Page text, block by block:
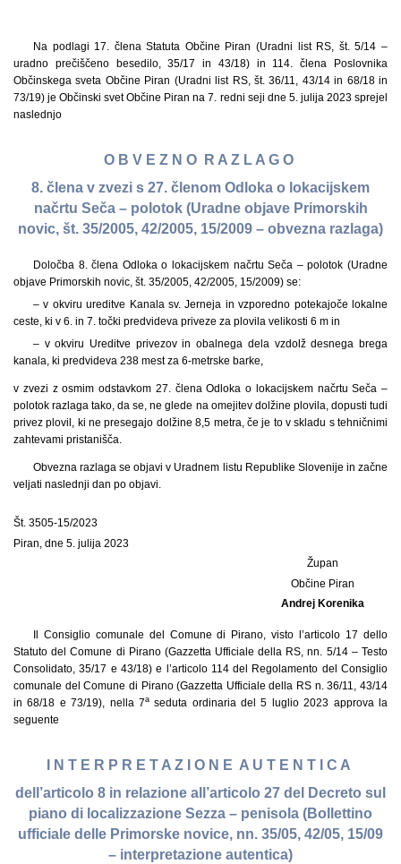
Na podlagi 17. člena Statuta Občine Piran (Uradni list RS, št. 5/14 –
uradno prečiščeno besedilo, 35/17 in 43/18) in 114. člena Poslovnika
Občinskega sveta Občine Piran (Uradni list RS, št. 36/11, 43/14 in 68/18 in
73/19) je Občinski svet Občine Piran na 7. redni seji dne 5. julija 2023 sprejel
naslednjo
O B V E Z N O R A Z L A G O
8. člena v zvezi s 27. členom Odloka o lokacijskem
načrtu Seča – polotok (Uradne objave Primorskih
novic, št. 35/2005, 42/2005, 15/2009 – obvezna razlaga)
Določba 8. člena Odloka o lokacijskem načrtu Seča – polotok (Uradne
objave Primorskih novic, št. 35/2005, 42/2005, 15/2009) se:
– v okviru ureditve Kanala sv. Jerneja in vzporedno potekajoče lokalne
ceste, ki v 6. in 7. točki predvideva priveze za plovila velikosti 6 m in
– v okviru Ureditve privezov in obalnega dela vzdolž desnega brega
kanala, ki predvideva 238 mest za 6-metrske barke,
v zvezi z osmim odstavkom 27. člena Odloka o lokacijskem načrtu Seča –
polotok razlaga tako, da se, ne glede na omejitev dolžine plovila, dopusti tudi
privez plovil, ki ne presegajo dolžine 8,5 metra, če je to v skladu s tehničnimi
zahtevami pristanišča.
Obvezna razlaga se objavi v Uradnem listu Republike Slovenije in začne
veljati naslednji dan po objavi.
Št. 3505-15/2023
Piran, dne 5. julija 2023
Župan
Občine Piran
Andrej Korenika
Il Consiglio comunale del Comune di Pirano, visto l’articolo 17 dello
Statuto del Comune di Pirano (Gazzetta Ufficiale della RS, nn. 5/14 – Testo
Consolidato, 35/17 e 43/18) e l’articolo 114 del Regolamento del Consiglio
comunale del Comune di Pirano (Gazzetta Ufficiale della RS n. 36/11, 43/14
in 68/18 e 73/19), nella 7aseduta ordinaria del 5 luglio 2023 approva la
seguente
I N T E R P R E T A Z I O N E A U T E N T I C A
dell’articolo 8 in relazione all’articolo 27 del Decreto sul
piano di localizzazione Sezza – penisola (Bollettino
ufficiale delle Primorske novice, nn. 35/05, 42/05, 15/09
– interpretazione autentica)